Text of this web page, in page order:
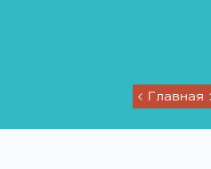
Главная